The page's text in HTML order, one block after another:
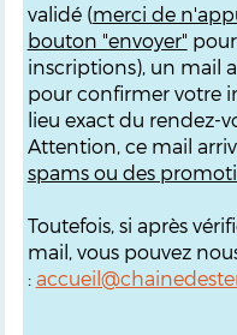
validé (merci de
bouton "envoyer"
inscriptions), un mail
pour confirmer votre
lieu exact du rendez-
Attention, ce mail
spams ou des
Toutefois, si après
mail, vous pouvez
: